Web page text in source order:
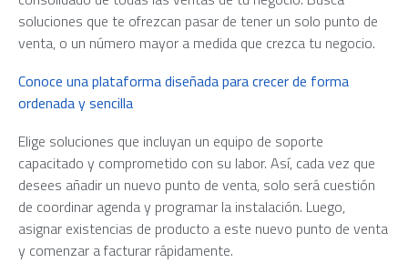
soluciones que te ofrezcan pasar de tener un solo punto de
venta, o un número mayor a medida que crezca tu negocio.
Conoce una plataforma diseñada para crecer de forma
ordenada y sencilla
Elige soluciones que incluyan un equipo de soporte
capacitado y comprometido con su labor. Así, cada vez que
desees añadir un nuevo punto de venta, solo será cuestión
de coordinar agenda y programar la instalación. Luego,
asignar existencias de producto a este nuevo punto de venta
y comenzar a facturar rápidamente.